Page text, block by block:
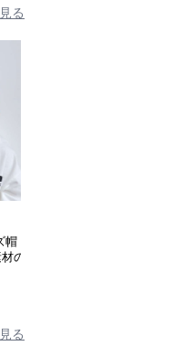
る
帽
の
る